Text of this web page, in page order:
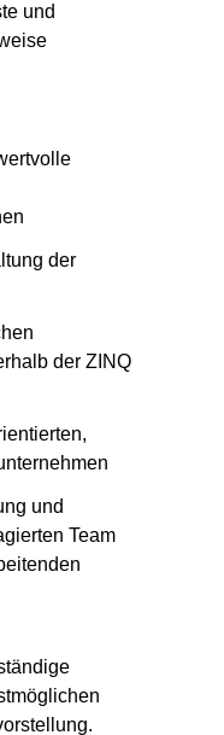
und
der
der ZINQ
und
Team